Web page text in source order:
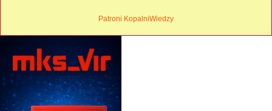
Patroni KopalniWiedzy